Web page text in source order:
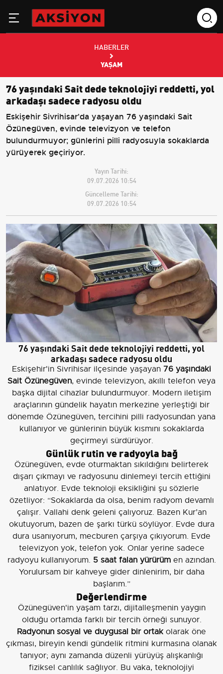
HABERLER
YAŞAM
76 yaşındaki Sait dede teknolojiyi reddetti, yol
arkadaşı sadece radyosu oldu
Eskişehir Sivrihisar'da yaşayan 76 yaşındaki Sait
Özünegüven, evinde televizyon ve telefon
bulundurmuyor; günlerini pilli radyosuyla sokaklarda
yürüyerek geçiriyor.
Yayın Tarihi:
09.07.2026 10:54
Güncelleme Tarihi:
09.07.2026 10:54
76 yaşındaki Sait dede teknolojiyi reddetti, yol
arkadaşı sadece radyosu oldu
Eskişehir'in Sivrihisar ilçesinde yaşayan 76 yaşındaki
Sait Özünegüven, evinde televizyon, akıllı telefon veya
başka dijital cihazlar bulundurmuyor. Modern iletişim
araçlarının gündelik hayatın merkezine yerleştiği bir
dönemde Özünegüven, tercihini pilli radyosundan yana
kullanıyor ve günlerinin büyük kısmını sokaklarda
geçirmeyi sürdürüyor.
Günlük rutin ve radyoyla bağ
Özünegüven, evde oturmaktan sıkıldığını belirterek
dışarı çıkmayı ve radyosunu dinlemeyi tercih ettiğini
anlatıyor. Evde teknoloji eksikliğini şu sözlerle
özetliyor: “Sokaklarda da olsa, benim radyom devamlı
çalışır. Vallahi denk geleni çalıyoruz. Bazen Kur’an
okutuyorum, bazen de şarkı türkü söylüyor. Evde dura
dura usanıyorum, mecburen çarşıya çıkıyorum. Evde
televizyon yok, telefon yok. Onlar yerine sadece
radyoyu kullanıyorum. 5 saat falan yürürümen azından.
Yorulursam bir kahveye gider dinlenirim, bir daha
başlarım.”
Değerlendirme
Özünegüven'in yaşam tarzı, dijitalleşmenin yaygın
olduğu ortamda farklı bir tercih örneği sunuyor.
Radyonun sosyal ve duygusal bir ortakolarak öne
çıkması, bireyin kendi gündelik ritmini kurmasına olanak
tanıyor; aynı zamanda düzenli yürüyüş alışkanlığı
fiziksel canlılık sağlıyor. Bu vaka, teknolojiyi